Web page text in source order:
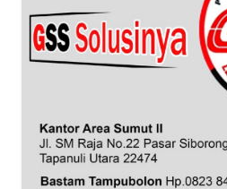
PAPUA
BARAT
WN
SERAMBI